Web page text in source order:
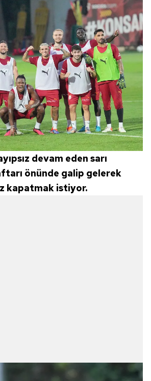
devam eden sarı
önünde galip gelerek
kapatmak istiyor.